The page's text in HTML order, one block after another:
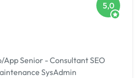
5,0
Senior - Consultant SEO
SysAdmin